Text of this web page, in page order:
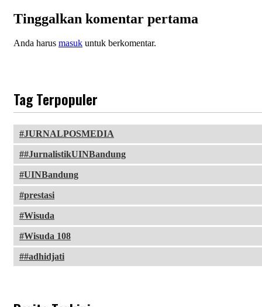
Tinggalkan komentar pertama
Anda harus masuk untuk berkomentar.
Tag Terpopuler
JURNALPOSMEDIA
#JurnalistikUINBandung
UINBandung
prestasi
Wisuda
Wisuda 108
#adhidjati